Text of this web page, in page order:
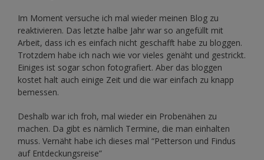
Im Moment versuche ich mal wieder meinen Blog zu
reaktivieren. Das letzte halbe Jahr war so angefüllt mit
Arbeit, dass ich es einfach nicht geschafft habe zu bloggen.
Trotzdem habe ich nach wie vor vieles genäht und gestrickt.
Einiges ist sogar schon fotografiert. Aber das bloggen
kostet halt auch einige Zeit und die war einfach zu knapp
bemessen.
Deshalb war ich froh, mal wieder ein Probenähen zu
machen. Da gibt es nämlich Termine, die man einhalten
muss. Vernäht habe ich dieses mal “Petterson und Findus
auf Entdeckungsreise”